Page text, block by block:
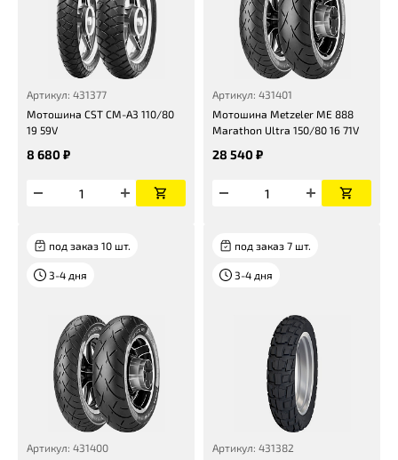
Артикул: 431377
Мотошина CST CM-A3 110/80
19 59V
8 680 ₽
Артикул: 431401
Мотошина Metzeler ME 888
Marathon Ultra 150/80 16 71V
28 540 ₽
под заказ 10 шт.
3-4 дня
Артикул: 431400
под заказ 7 шт.
3-4 дня
Артикул: 431382